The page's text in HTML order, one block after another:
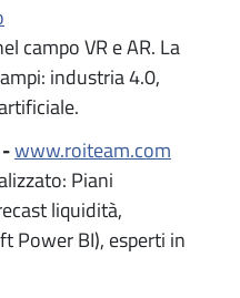
campo VR e AR. La
industria 4.0,
www.roiteam.com
Piani
liquidità,
Power BI), esperti in